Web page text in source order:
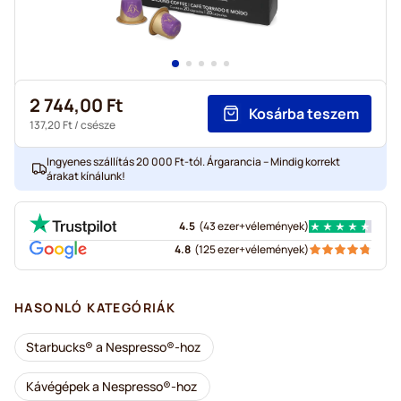
2 744,00 Ft
137,20 Ft/ csésze
Kosárba teszem
Ingyenes szállítás 20 000 Ft-tól. Árgarancia – Mindig korrekt
árakat kínálunk!
4.5 (43 ezer+vélemények)
4.8 (125 ezer+vélemények)
HASONLÓ KATEGÓRIÁK
Starbucks® a Nespresso®-hoz
Kávégépek a Nespresso®-hoz